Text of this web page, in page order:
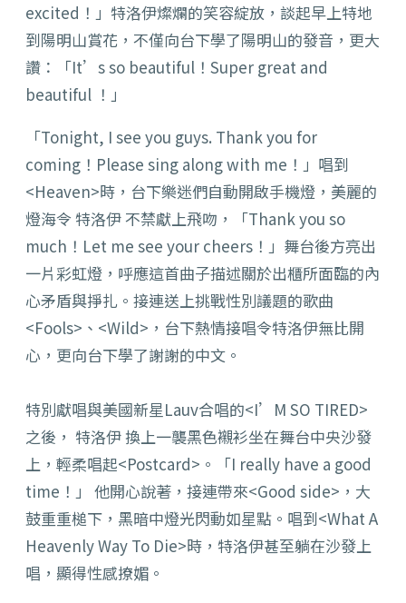
excited！」特洛伊燦爛的笑容綻放，談起早上特地
到陽明山賞花，不僅向台下學了陽明山的發音，更大
讚：「It’s so beautiful！Super great and
beautiful ！」
「Tonight, I see you guys. Thank you for
coming！Please sing along with me！」唱到
<Heaven>時，台下樂迷們自動開啟手機燈，美麗的
燈海令 特洛伊 不禁獻上飛吻，「Thank you so
much！Let me see your cheers！」舞台後方亮出
一片彩虹燈，呼應這首曲子描述關於出櫃所面臨的內
心矛盾與掙扎。 接連送上挑戰性別議題的歌曲
<Fools>、<Wild>，台下熱情接唱令特洛伊無比開
心，更向台下學了謝謝的中文。
特別獻唱與美國新星Lauv合唱的<I’M SO TIRED>
之後， 特洛伊 換上一襲黑色襯衫坐在舞台中央沙發
上，輕柔唱起<Postcard>。「I really have a good
time！」 他開心說著，接連帶來<Good side>，大
鼓重重槌下，黑暗中燈光閃動如星點。唱到<What A
Heavenly Way To Die>時，特洛伊甚至躺在沙發上
唱，顯得性感撩媚。